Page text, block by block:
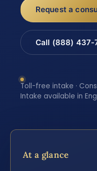
Request a
Call (888) 437-
Toll-free intake ·
Intake available in
At a glance